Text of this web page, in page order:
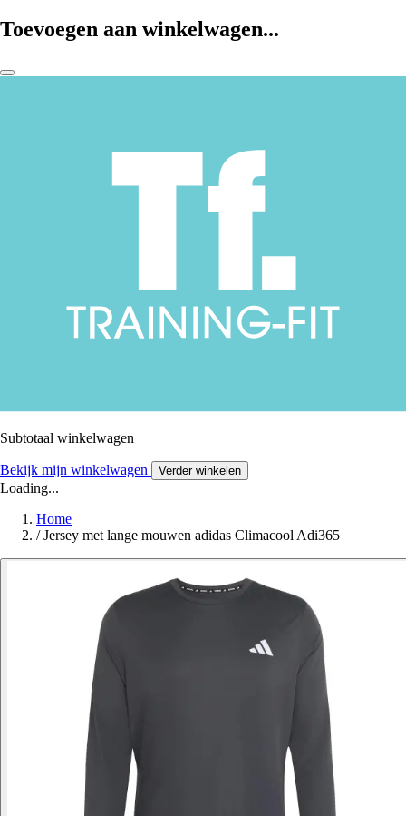
Toevoegen aan winkelwagen...
Subtotaal winkelwagen
Bekijk mijn winkelwagen Verder winkelen
Loading...
Home
/ Jersey met lange mouwen adidas Climacool Adi365